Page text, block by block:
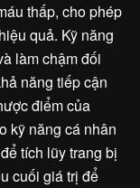
thấp, cho phép
quả. Kỹ năng
làm chậm đối
năng tiếp cận
điểm của
kỹ năng cá nhân
tích lũy trang bị
cuối giá trị để